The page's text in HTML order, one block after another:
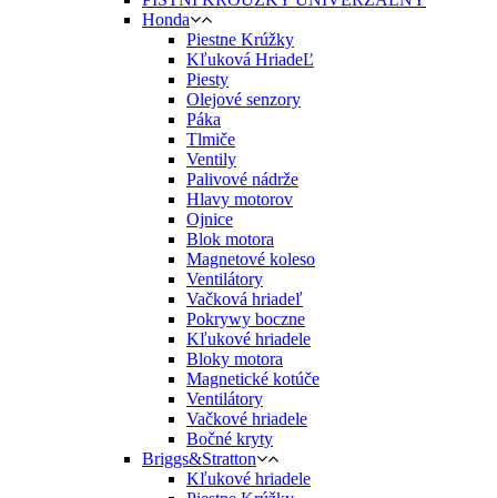
Honda
Piestne Krúžky
Kľuková HriadeĽ
Piesty
Olejové senzory
Páka
Tlmiče
Ventily
Palivové nádrže
Hlavy motorov
Ojnice
Blok motora
Magnetové koleso
Ventilátory
Vačková hriadeľ
Pokrywy boczne
Kľukové hriadele
Bloky motora
Magnetické kotúče
Ventilátory
Vačkové hriadele
Bočné kryty
Briggs&Stratton
Kľukové hriadele